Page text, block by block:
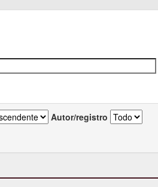
Autor/registro